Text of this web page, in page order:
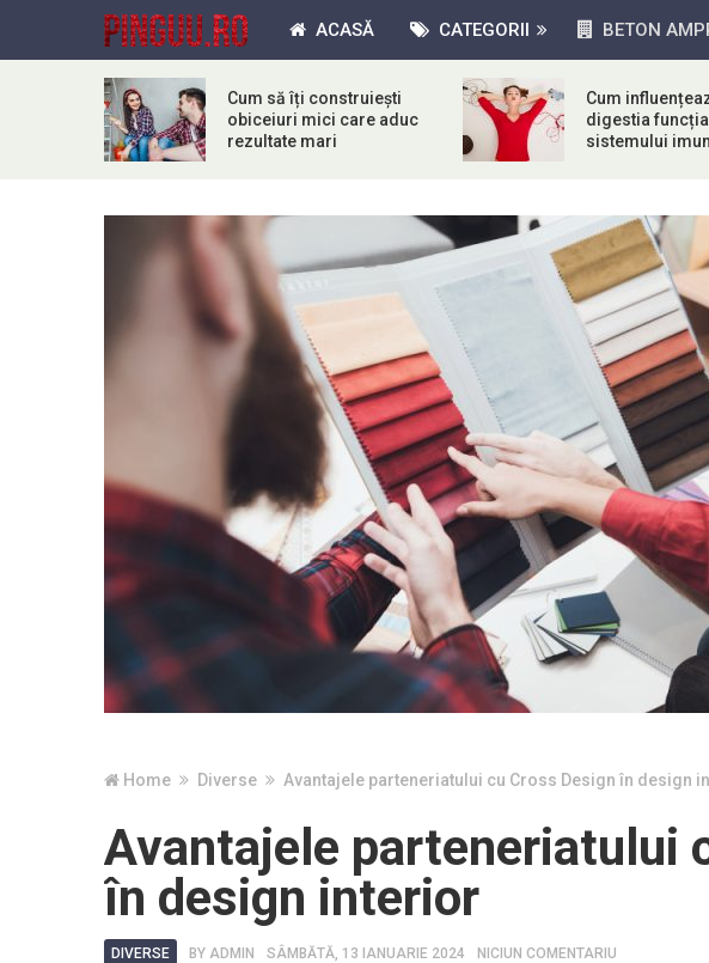
ACASĂ CATEGORII BETON
Cum să îți construiești
obiceiuri mici care aduc
rezultate mari
Cum
digestia funcția
sistemului
Home Diverse Avantajele parteneriatului cu Cross Design în design
Avantajele parteneriatului
în design interior
DIVERSE BY ADMIN SÂMBĂTĂ, 13 IANUARIE 2024 NICIUN COMENTARIU